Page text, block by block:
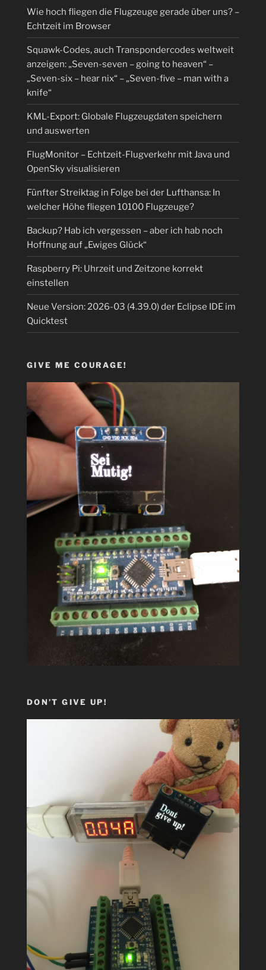
Wie hoch fliegen die Flugzeuge gerade über uns? –
Echtzeit im Browser
Squawk-Codes, auch Transpondercodes weltweit
anzeigen: „Seven-seven – going to heaven“ –
„Seven-six – hear nix“ – „Seven-five – man with a
knife“
KML-Export: Globale Flugzeugdaten speichern
und auswerten
FlugMonitor – Echtzeit-Flugverkehr mit Java und
OpenSky visualisieren
Fünfter Streiktag in Folge bei der Lufthansa: In
welcher Höhe fliegen 10100 Flugzeuge?
Backup? Hab ich vergessen – aber ich hab noch
Hoffnung auf „Ewiges Glück“
Raspberry Pi: Uhrzeit und Zeitzone korrekt
einstellen
Neue Version: 2026-03 (4.39.0) der Eclipse IDE im
Quicktest
GIVE ME COURAGE!
DON’T GIVE UP!